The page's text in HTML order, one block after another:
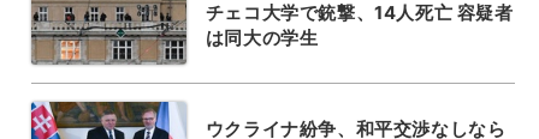
チェコ大学で銃撃、14人死亡 容疑者
は同大の学生
ウクライナ紛争、和平交渉なしなら